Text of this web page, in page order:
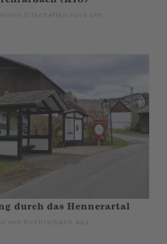
Ortschaften rund um
durch das Hennerartal
von Kirchrarbach aus.